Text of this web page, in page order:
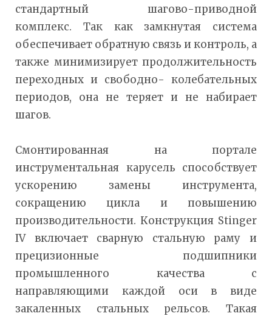
стандартный шагово-приводной
комплекс. Так как замкнутая система
обеспечивает обратную связь и контроль, а
также минимизирует продолжительность
переходных и свободно- колебательных
периодов, она не теряет и не набирает
шагов.
Смонтированная на портале
инструментальная карусель способствует
ускорению замены инструмента,
сокращению цикла и повышению
производительности. Конструкция Stinger
IV включает сварную стальную раму и
прецизионные подшипники
промышленного качества с
направляющими каждой оси в виде
закаленных стальных рельсов. Такая